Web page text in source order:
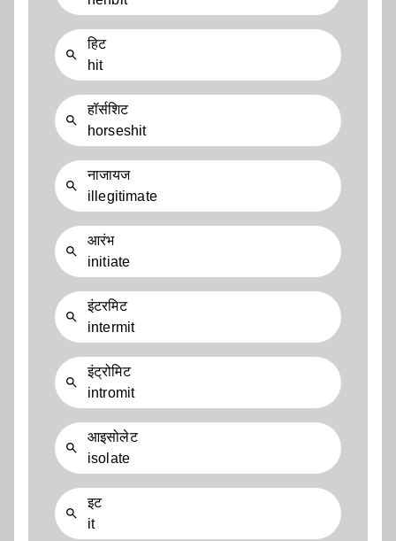
हिट
hit
हॉर्सशिट
horseshit
नाजायज
illegitimate
आरंभ
initiate
इंटरमिट
intermit
इंट्रोमिट
intromit
आइसोलेट
isolate
इट
it